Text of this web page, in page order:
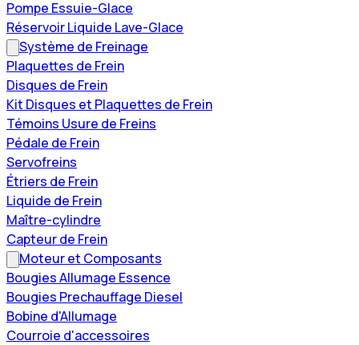
Pompe Essuie-Glace
Réservoir Liquide Lave-Glace
Système de Freinage
Plaquettes de Frein
Disques de Frein
Kit Disques et Plaquettes de Frein
Témoins Usure de Freins
Pédale de Frein
Servofreins
Étriers de Frein
Liquide de Frein
Maître-cylindre
Capteur de Frein
Moteur et Composants
Bougies Allumage Essence
Bougies Prechauffage Diesel
Bobine d'Allumage
Courroie d'accessoires